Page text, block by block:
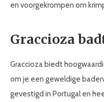
en voorgekrompen om
Graccioza
Graccioza biedt
om je een geweldige
gevestigd in Portugal en